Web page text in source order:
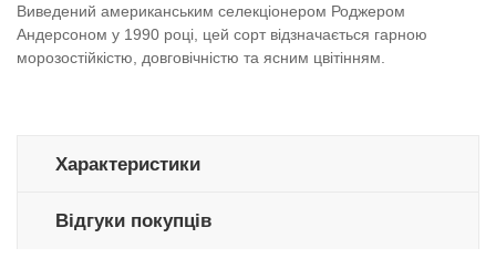
Виведений американським селекціонером Роджером
Андерсоном у 1990 році, цей сорт відзначається гарною
морозостійкістю, довговічністю та ясним цвітінням.
Характеристики
Відгуки покупців